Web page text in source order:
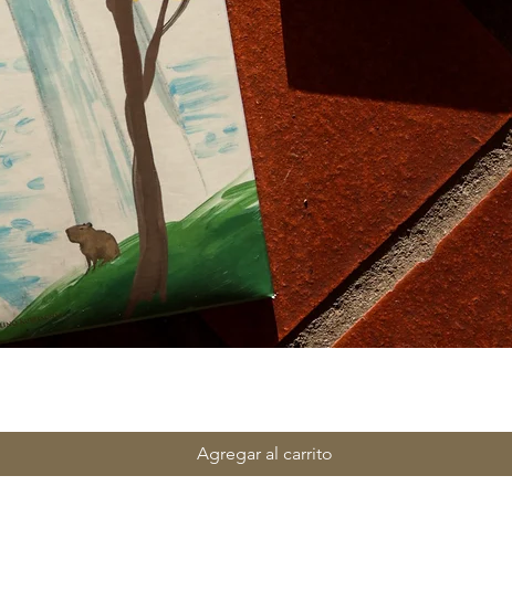
Agregar al carrito